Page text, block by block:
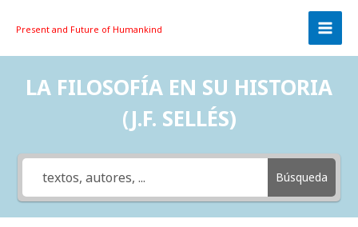
Present and Future of Humankind
LA FILOSOFÍA EN SU HISTORIA
(J.F. SELLÉS)
Búsqueda